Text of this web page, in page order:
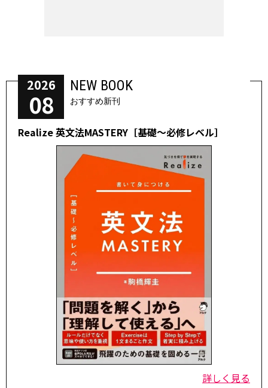
2026
08
NEW BOOK
おすすめ新刊
Realize 英文法MASTERY［基礎～必修レベル］
詳しく見る